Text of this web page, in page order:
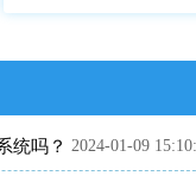
统吗？ 2024-01-09